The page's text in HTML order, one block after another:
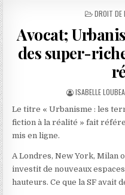
POSTED
DROIT DE
Avocat;
des super-
AUTHOR:
ISABELLE
Le titre « Urbanisme : les
fiction à la réalité » fait
mis en ligne.
A Londres, New York, Milan
investit de nouveaux
hauteurs. Ce que la SF avait